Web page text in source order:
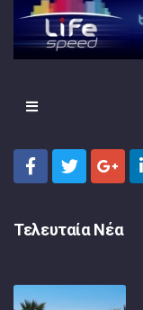
Τελευταία Νέα